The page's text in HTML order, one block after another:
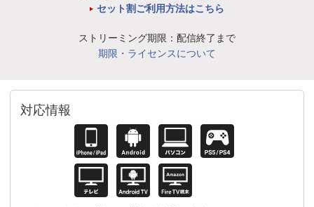
セット割ご利用方法はこちら
ストリーミング期限：配信終了まで
期限・ライセンスについて
対応情報